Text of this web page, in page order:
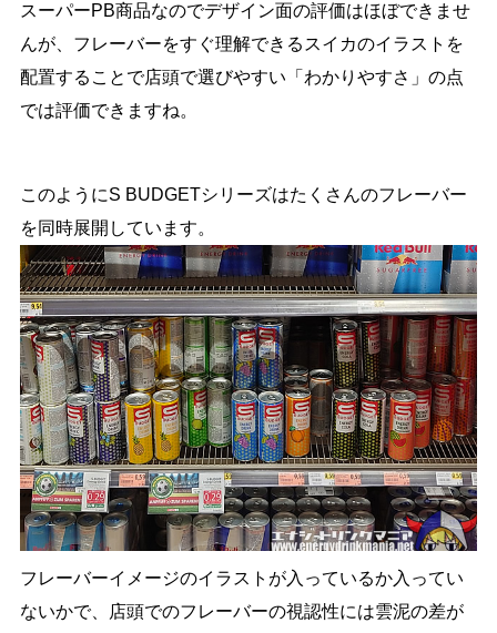
スーパーPB商品なのでデザイン面の評価はほぼできませ
んが、フレーバーをすぐ理解できるスイカのイラストを
配置することで店頭で選びやすい「わかりやすさ」の点
では評価できますね。
このようにS BUDGETシリーズはたくさんのフレーバー
を同時展開しています。
フレーバーイメージのイラストが入っているか入ってい
ないかで、店頭でのフレーバーの視認性には雲泥の差が